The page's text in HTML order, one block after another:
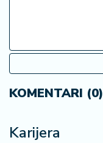
KOMENTARI (0)
Karijera